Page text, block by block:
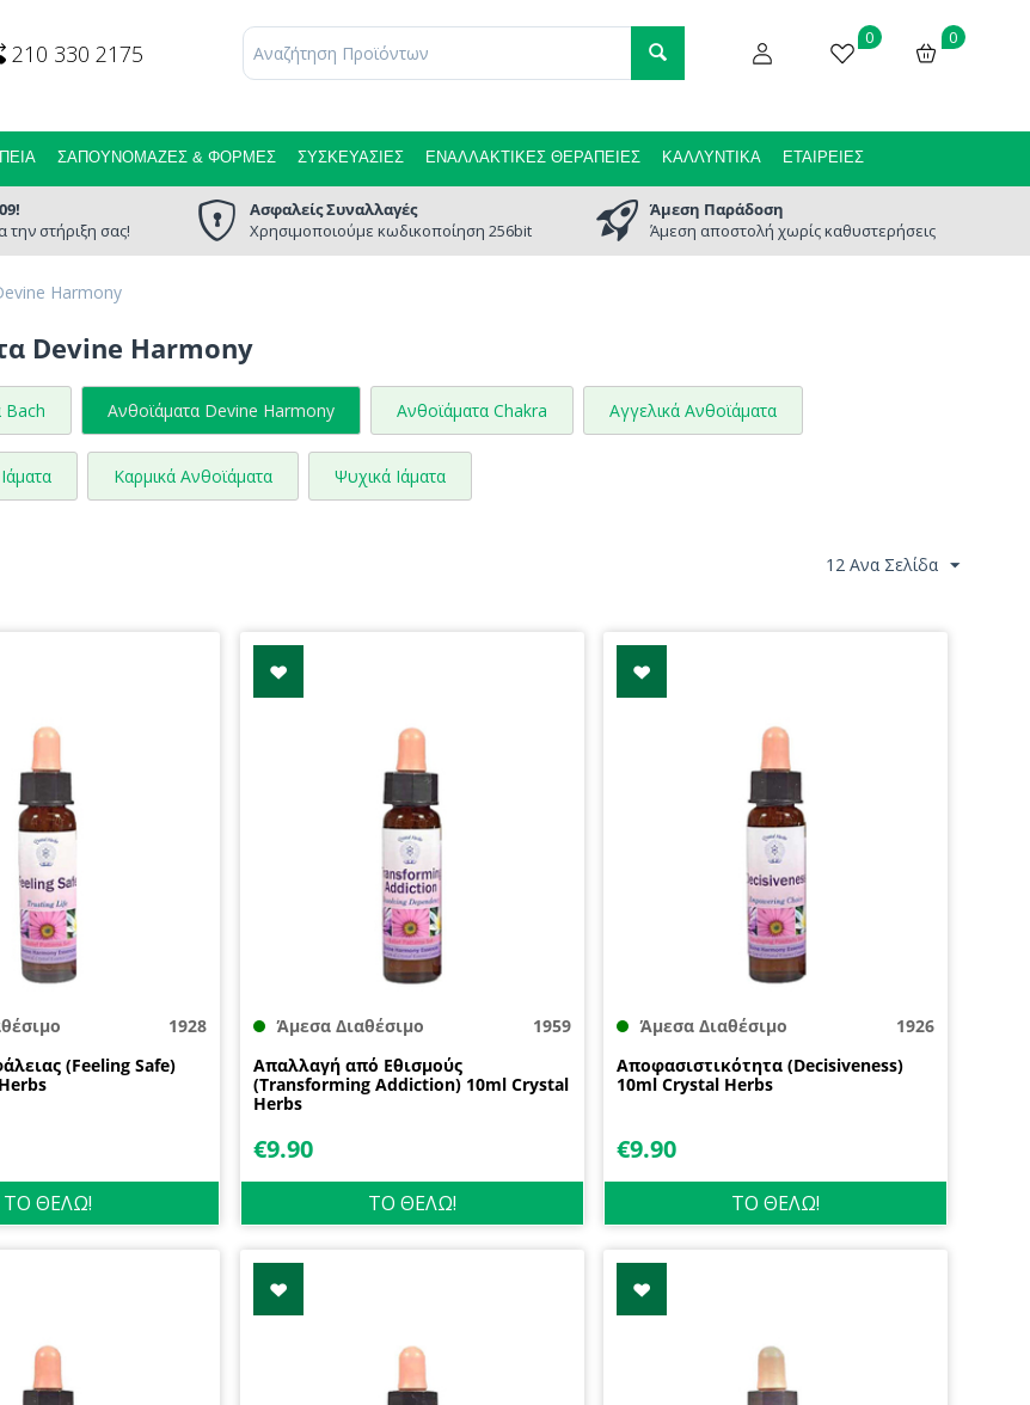
210 330 2175
0
0
ΣΑΠΟΥΝΌΜΑΖΕΣ & ΦΌΡΜΕΣ ΣΥΣΚΕΥΑΣΊΕΣ ΕΝΑΛΛΑΚΤΙΚΈΣ ΘΕΡΑΠΕΊΕΣ ΚΑΛΛΥΝΤΙΚΆ ΕΤΑΙΡΕΊΕΣ
την στήριξη σας!
Ασφαλείς Συναλλαγές
Χρησιμοποιούμε κωδικοποίηση 256bit
Άμεση Παράδοση
Άμεση αποστολή χωρίς καθυστερήσεις
Harmony
Devine Harmony
Bach Ανθοϊάματα Devine Harmony Ανθοϊάματα Chakra Αγγελικά Ανθοϊάματα
Καρμικά Ανθοϊάματα Ψυχικά Ιάματα
12 Ανα Σελίδα
1928
(Feeling Safe)
ΤΟ ΘΕΛΩ!
Άμεσα Διαθέσιμο
1959
Απαλλαγή από Εθισμούς
(Transforming Addiction) 10ml Crystal
Herbs
€9.90
ΤΟ ΘΕΛΩ!
Άμεσα Διαθέσιμο
1926
Αποφασιστικότητα (Decisiveness)
10ml Crystal Herbs
€9.90
ΤΟ ΘΕΛΩ!